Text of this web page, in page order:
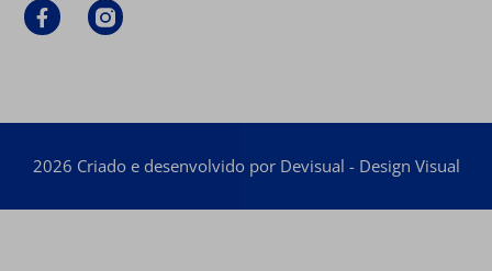
2026 Criado e desenvolvido por Devisual - Design Visual